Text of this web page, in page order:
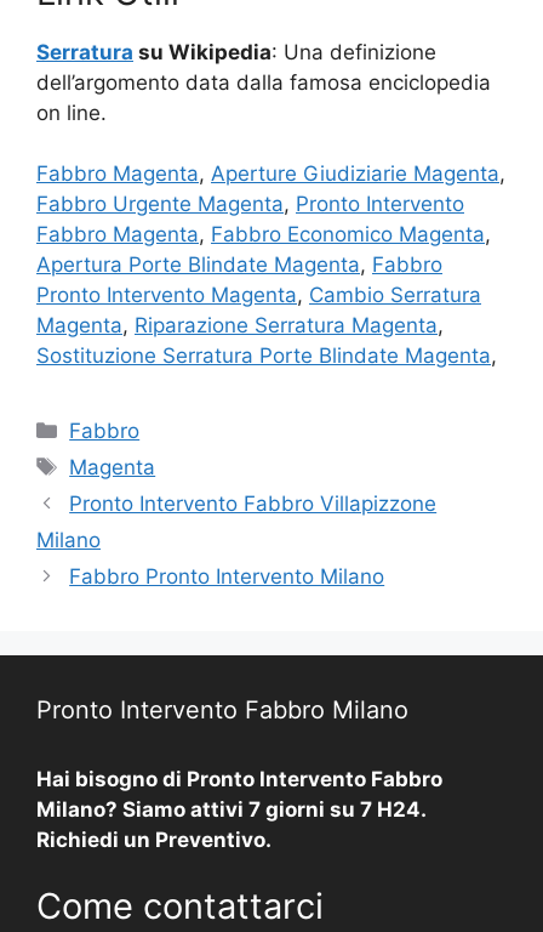
Serratura su Wikipedia: Una definizione
dell’argomento data dalla famosa enciclopedia
on line.
Fabbro Magenta, Aperture Giudiziarie Magenta,
Fabbro Urgente Magenta, Pronto Intervento
Fabbro Magenta, Fabbro Economico Magenta,
Apertura Porte Blindate Magenta, Fabbro
Pronto Intervento Magenta, Cambio Serratura
Magenta, Riparazione Serratura Magenta,
Sostituzione Serratura Porte Blindate Magenta,
Categorie
Fabbro
Tag
Magenta
Pronto Intervento Fabbro Villapizzone
Milano
Fabbro Pronto Intervento Milano
Pronto Intervento Fabbro Milano
Hai bisogno di Pronto Intervento Fabbro
Milano? Siamo attivi 7 giorni su 7 H24.
Richiedi un Preventivo.
Come contattarci